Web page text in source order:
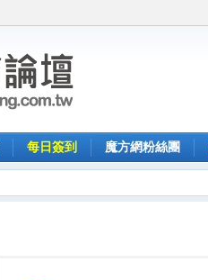
每日簽到 魔方網粉絲團